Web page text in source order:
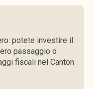
potete investire il
passaggio o
fiscali nel Canton